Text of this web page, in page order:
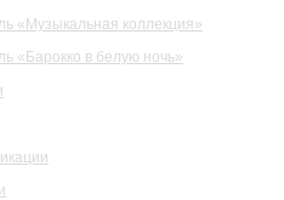
«Музыкальная коллекция»
«Барокко в белую ночь»